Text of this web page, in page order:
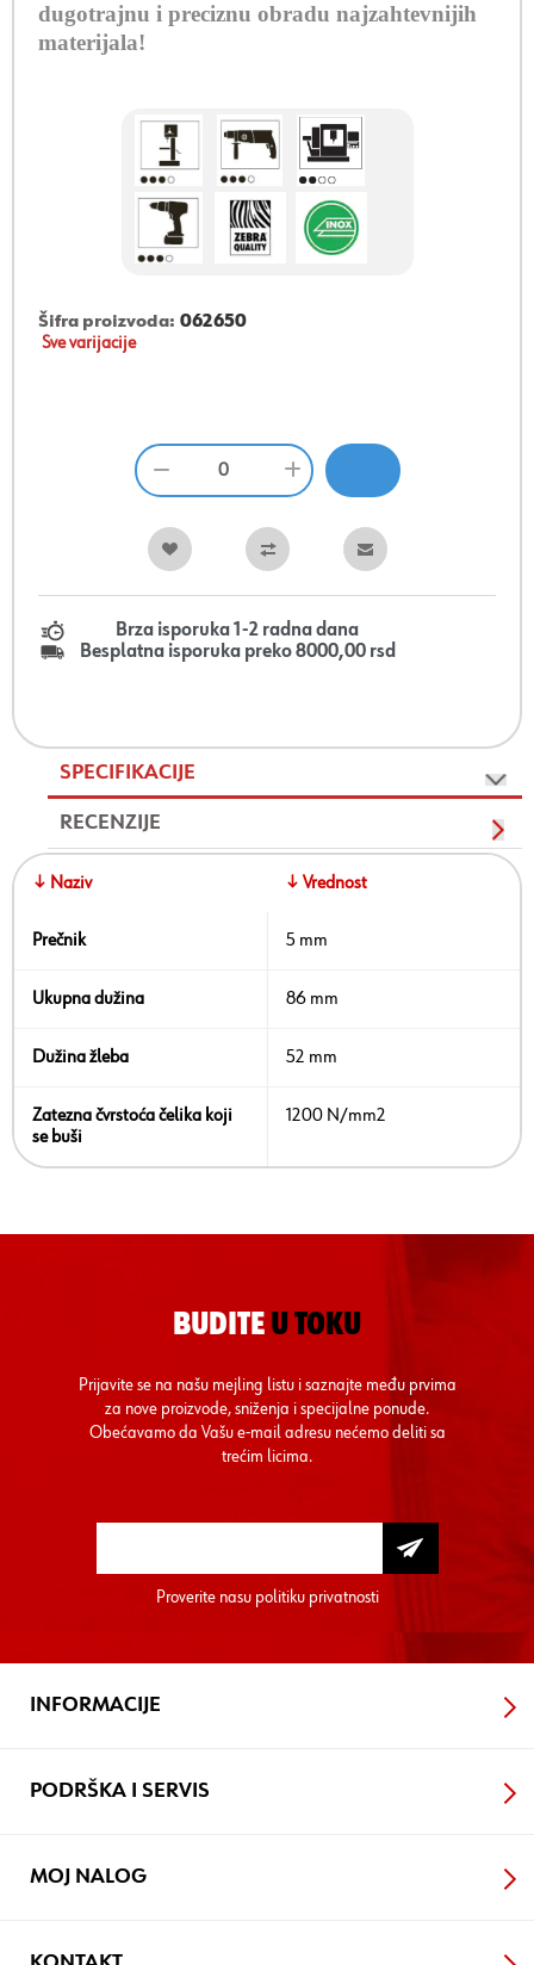
dugotrajnu i preciznu obradu najzahtevnijih
materijala!
Šifra proizvoda: 062650
Sve varijacije
Brza isporuka 1-2 radna dana
Besplatna isporuka preko 8000,00 rsd
SPECIFIKACIJE
RECENZIJE
↓ Naziv ↓ Vrednost
Prečnik 5 mm
Ukupna dužina 86 mm
Dužina žleba 52 mm
Zatezna čvrstoća čelika koji
se buši
1200 N/mm2
BUDITE U TOKU
Prijavite se na našu mejling listu i saznajte među prvima
za nove proizvode, sniženja i specijalne ponude.
Obećavamo da Vašu e-mail adresu nećemo deliti sa
trećim licima.
Proverite nasu politiku privatnosti
INFORMACIJE
PODRŠKA I SERVIS
MOJ NALOG